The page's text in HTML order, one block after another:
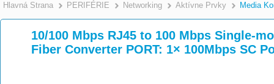
Hlavná Strana PERIFÉRIE Networking Aktívne Prvky Media
10/100 Mbps RJ45 to 100 Mbps Single-
Fiber Converter PORT: 1× 100Mbps SC